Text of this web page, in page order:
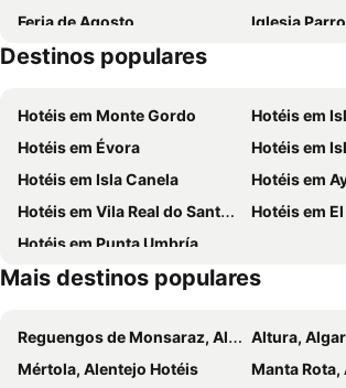
Feria de Agosto
Iglesia Parroquial
Ruta en Moto por la Sierra de Aracena y Picos de Aroche
Las Pizarrillas
Destinos populares
Hotéis em Monte Gordo
Hotéis em
Hotéis em Évora
Hotéis em
Hotéis em Isla Canela
Hotéis em
Hotéis em Vila Real do Santo António
Hotéis em
Hotéis em Punta Umbría
Mais destinos populares
Reguengos de Monsaraz, Alentejo Hotéis
Altura,
Mértola, Alentejo Hotéis
Manta